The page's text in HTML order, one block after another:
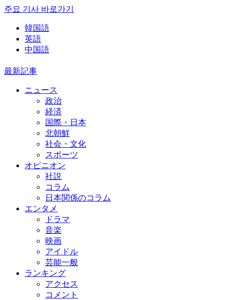
주요 기사 바로가기
韓国語
英語
中国語
最新記事
ニュース
政治
経済
国際・日本
北朝鮮
社会・文化
スポーツ
オピニオン
社説
コラム
日本関係のコラム
エンタメ
ドラマ
音楽
映画
アイドル
芸能一般
ランキング
アクセス
コメント